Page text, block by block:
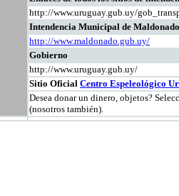
http://www.uruguay.gub.uy/
Intendencia Municipal de
http://www.maldonado.gub.uy/
Gobierno
http://www.uruguay.gub.uy/
Sitio Oficial Centro Espeleológico
Desea donar un dinero, objetos?
(nosotros también).